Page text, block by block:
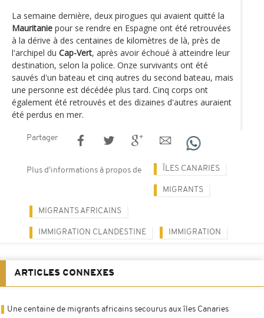
La semaine dernière, deux pirogues qui avaient quitté la
Mauritanie pour se rendre en Espagne ont été retrouvées
à la dérive à des centaines de kilomètres de là, près de
l'archipel du Cap-Vert, après avoir échoué à atteindre leur
destination, selon la police. Onze survivants ont été
sauvés d'un bateau et cinq autres du second bateau, mais
une personne est décédée plus tard. Cinq corps ont
également été retrouvés et des dizaines d'autres auraient
été perdus en mer.
Partager
Plus d'informations à propos de ÎLES CANARIES
MIGRANTS
MIGRANTS AFRICAINS
IMMIGRATION CLANDESTINE IMMIGRATION
ARTICLES CONNEXES
Une centaine de migrants africains secourus aux îles Canaries